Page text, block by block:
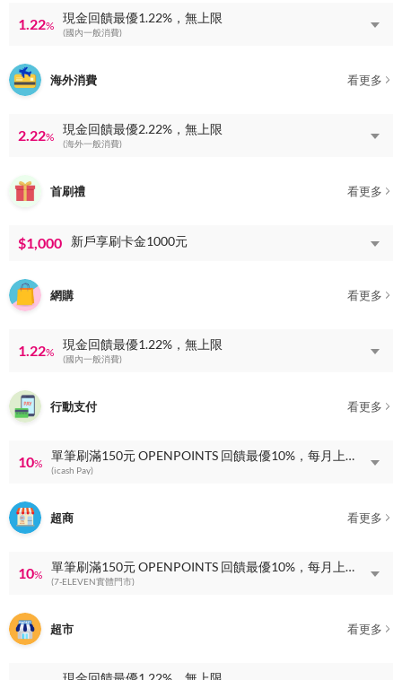
1.22%
現金回饋最優1.22%，無上限
(國內一般消費)
海外消費 看更多
2.22%
現金回饋最優2.22%，無上限
(海外一般消費)
首刷禮 看更多
$1,000 新戶享刷卡金1000元
網購 看更多
1.22%
現金回饋最優1.22%，無上限
(國內一般消費)
行動支付 看更多
10%
單筆刷滿150元 OPENPOINTS 回饋最優10%，每月上限 OPENPOINTS 回饋100點
(icash Pay)
超商 看更多
10%
單筆刷滿150元 OPENPOINTS 回饋最優10%，每月上限 OPENPOINTS 回饋100點
(7-ELEVEN實體門市)
超市 看更多